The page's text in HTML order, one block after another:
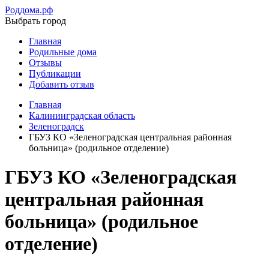
Роддома.рф
Выбрать город
Главная
Родильные дома
Отзывы
Публикации
Добавить отзыв
Главная
Калининградская область
Зеленоградск
ГБУЗ КО «Зеленоградская центральная районная
больница» (родильное отделение)
ГБУЗ КО «Зеленоградская
центральная районная
больница» (родильное
отделение)